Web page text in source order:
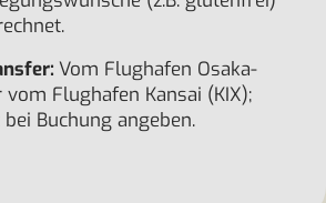
Vom Flughafen Osaka-
Flughafen Kansai (KIX);
Buchung angeben.